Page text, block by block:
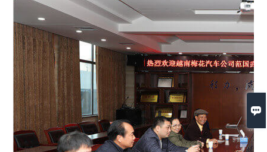
